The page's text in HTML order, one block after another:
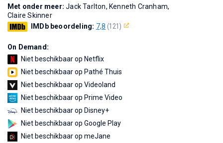
Met onder meer:Jack Tarlton, Kenneth Cranham,
Claire Skinner
IMDb beoordeling: 7,8 (121)
On Demand:
Niet beschikbaar op Netflix
Niet beschikbaar op Pathé Thuis
Niet beschikbaar op Videoland
Niet beschikbaar op Prime Video
Niet beschikbaar op Disney+
Niet beschikbaar op Google Play
Niet beschikbaar op meJane